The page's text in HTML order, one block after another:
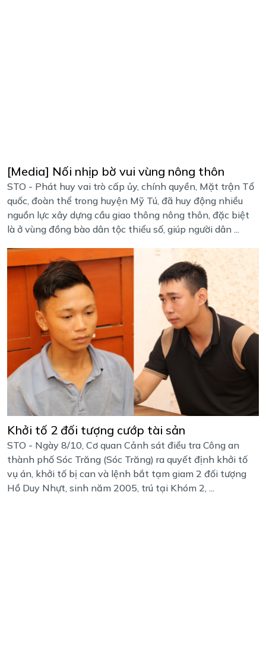
[Media] Nối nhịp bờ vui vùng nông thôn
STO - Phát huy vai trò cấp ủy, chính quyền, Mặt trận Tổ
quốc, đoàn thể trong huyện Mỹ Tú, đã huy động nhiều
nguồn lực xây dựng cầu giao thông nông thôn, đặc biệt
là ở vùng đồng bào dân tộc thiểu số, giúp người dân ...
Khởi tố 2 đối tượng cướp tài sản
STO - Ngày 8/10, Cơ quan Cảnh sát điều tra Công an
thành phố Sóc Trăng (Sóc Trăng) ra quyết định khởi tố
vụ án, khởi tố bị can và lệnh bắt tạm giam 2 đối tượng
Hồ Duy Nhựt, sinh năm 2005, trú tại Khóm 2, ...